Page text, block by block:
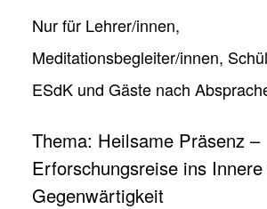
Nur für Lehrer/innen,
Meditationsbegleiter/innen,
ESdK und Gäste nach
Thema: Heilsame Präsenz –
Erforschungsreise ins
Gegenwärtigkeit